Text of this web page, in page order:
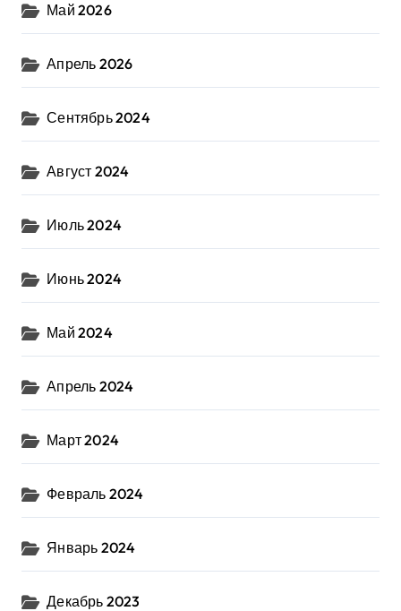
Май 2026
Апрель 2026
Сентябрь 2024
Август 2024
Июль 2024
Июнь 2024
Май 2024
Апрель 2024
Март 2024
Февраль 2024
Январь 2024
Декабрь 2023